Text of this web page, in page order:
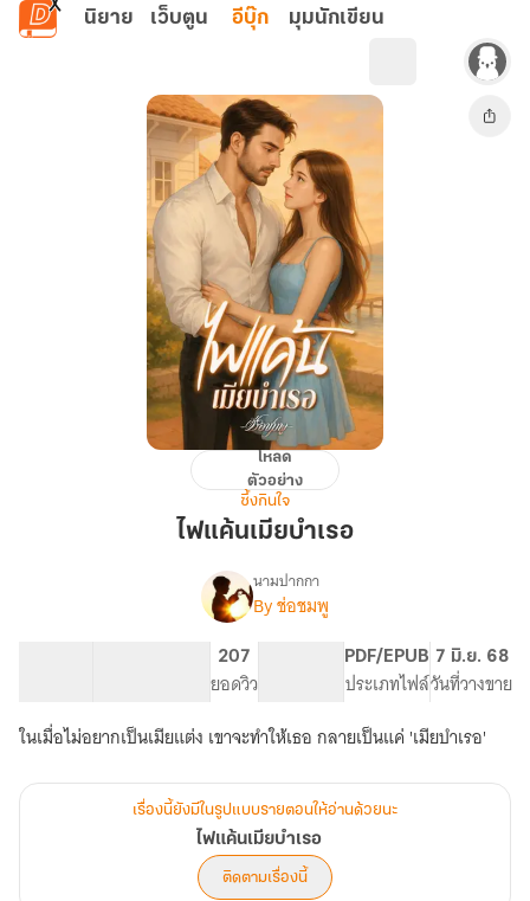
ข้ามไปยังเนื้อหาหลัก
นิยาย เว็บตูน อีบุ๊ก มุมนักเขียน
โหลด
ตัวอย่าง
ซึ้งกินใจ
ไฟแค้นเมียบำเรอ
เรื่อง
นามปากกา
By ช่อชมพู
207
ยอดวิว
PDF/EPUB
ประเภทไฟล์
7 มิ.ย. 68
วันที่วางขาย
ในเมื่อไม่อยากเป็นเมียแต่ง เขาจะทำให้เธอ กลายเป็นแค่ 'เมียบำเรอ'
เรื่องนี้ยังมีในรูปแบบรายตอนให้อ่านด้วยนะ
ไฟแค้นเมียบำเรอ
ติดตามเรื่องนี้